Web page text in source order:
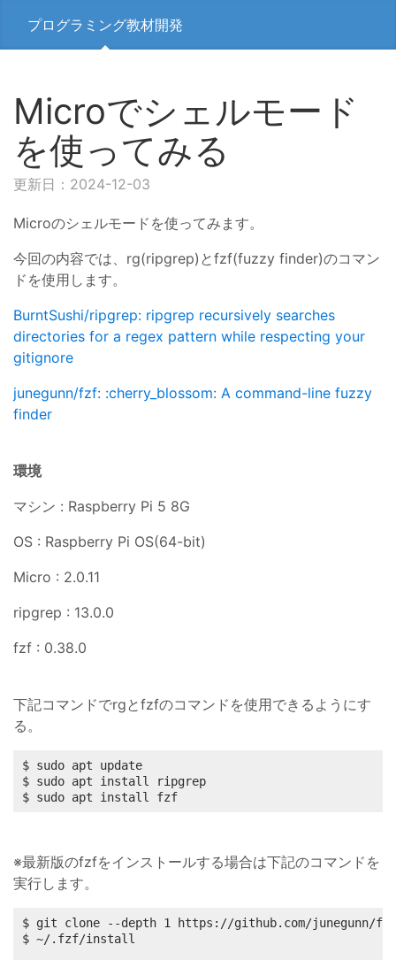
プログラミング教材開発
Microでシェルモード
を使ってみる
更新日：2024-12-03
Microのシェルモードを使ってみます。
今回の内容では、rg(ripgrep)とfzf(fuzzy finder)のコマン
ドを使用します。
BurntSushi/ripgrep: ripgrep recursively searches
directories for a regex pattern while respecting your
gitignore
junegunn/fzf: :cherry_blossom: A command-line fuzzy
finder
環境
マシン : Raspberry Pi 5 8G
OS : Raspberry Pi OS(64-bit)
Micro : 2.0.11
ripgrep : 13.0.0
fzf : 0.38.0
下記コマンドでrgとfzfのコマンドを使用できるようにす
る。
$ sudo apt update
$ sudo apt install ripgrep
$ sudo apt install fzf
※最新版のfzfをインストールする場合は下記のコマンドを
実行します。
$ git clone --depth 1 https://github.com/junegunn/
$ ~/.fzf/install